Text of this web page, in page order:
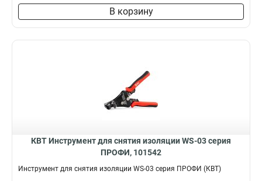
В корзину
КВТ Инструмент для снятия изоляции WS-03 серия
ПРОФИ, 101542
Инструмент для снятия изоляции WS-03 серия ПРОФИ (КВТ)